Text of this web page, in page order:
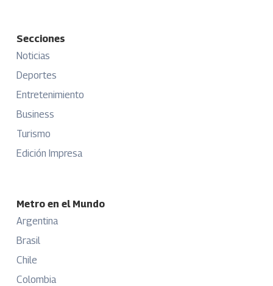
Secciones
Noticias
Deportes
Entretenimiento
Business
Turismo
Edición Impresa
Metro en el Mundo
Argentina
Brasil
Chile
Colombia